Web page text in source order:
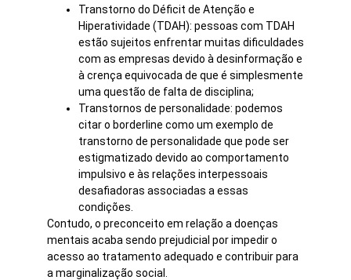
Transtorno do Déficit de Atenção e
Hiperatividade (TDAH): pessoas com TDAH
estão sujeitos enfrentar muitas dificuldades
com as empresas devido à desinformação e
à crença equivocada de que é simplesmente
uma questão de falta de disciplina;
Transtornos de personalidade: podemos
citar o borderline como um exemplo de
transtorno de personalidade que pode ser
estigmatizado devido ao comportamento
impulsivo e às relações interpessoais
desafiadoras associadas a essas
condições.
Contudo, o preconceito em relação a doenças
mentais acaba sendo prejudicial por impedir o
acesso ao tratamento adequado e contribuir para
a marginalização social.